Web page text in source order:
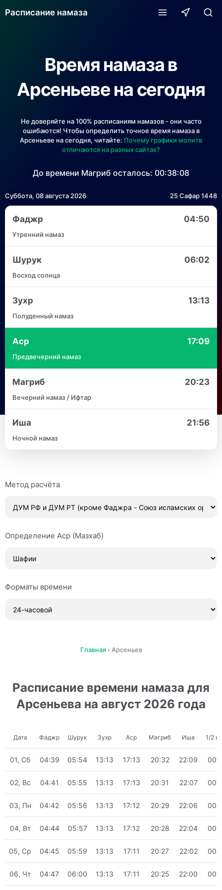
Расписание намаза
Время намаза в
Арсеньеве на сегодня
Не доверяйте на 100% расписаниям намазов - они часто
ошибаются! Чтобы определить точное время намаза в
Арсеньеве на сегодня, читайте: Почему графики молитв
отличаются на разных сайтах?
До времени Магриб осталось: 00:38:08
Суббота, 08 августа 2026 25 Сафар 1448
Фаджр 04:50
Утренний намаз
Шурук 06:02
Восход солнца
Зухр 13:13
Полуденный намаз
Аср 17:09
Предвечерний намаз
Магриб 20:23
Вечерний намаз / Ифтар
Иша 21:56
Ночной намаз
Метод расчёта
Определение Аср (Мазхаб)
Форматы времени
Главная› Арсеньев
Расписание времени намаза для
Арсеньева на август 2026 года
Дата Фаджр Шурук Зухр Аср Магриб Иша 1/2
01, Сб 04:39 05:54 13:13 17:13 20:32 22:09
02, Вс 04:41 05:55 13:13 17:13 20:31 22:07
03, Пн 04:42 05:56 13:13 17:12 20:29 22:06
04, Вт 04:44 05:57 13:13 17:12 20:28 22:04
05, Ср 04:45 05:59 13:13 17:11 20:27 22:02
06, Чт 04:47 06:00 13:13 17:11 20:25 22:00